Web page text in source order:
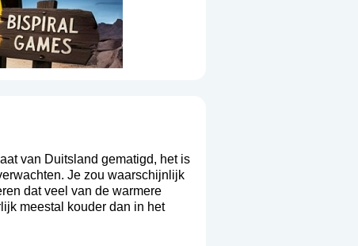
van Duitsland gematigd, het is
Je zou waarschijnlijk
dat veel van de warmere
meestal kouder dan in het